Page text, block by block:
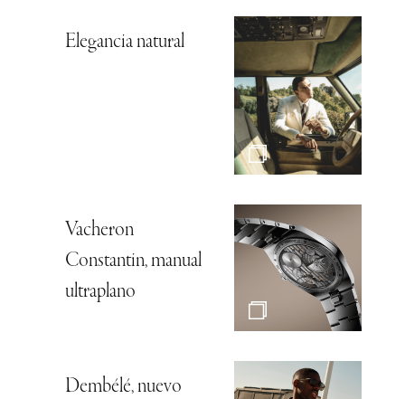
Elegancia natural
Vacheron
Constantin, manual
ultraplano
Dembélé, nuevo